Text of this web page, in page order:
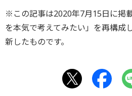
※この記事は2020年7月15日に掲
を本気で考えてみたい」を再構成
新したものです。